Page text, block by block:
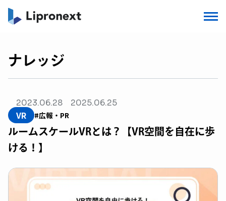
ナレッジ
2023.06.28 2025.06.25
VR
#広報・PR
ルームスケールVRとは？【VR空間を自在に歩
ける！】